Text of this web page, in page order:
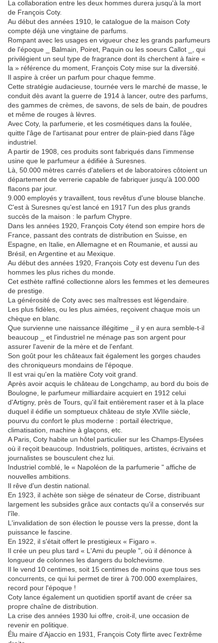
La collaboration entre les deux hommes durera jusqu'à la mort
de François Coty.
Au début des années 1910, le catalogue de la maison Coty
compte déjà une vingtaine de parfums.
Rompant avec les usages en vigueur chez les grands parfumeurs
de l'époque _ Balmain, Poiret, Paquin ou les soeurs Callot _, qui
privilégient un seul type de fragrance dont ils cherchent à faire «
la » référence du moment, François Coty mise sur la diversité.
Il aspire à créer un parfum pour chaque femme.
Cette stratégie audacieuse, tournée vers le marché de masse, le
conduit dès avant la guerre de 1914 à lancer, outre des parfums,
des gammes de crèmes, de savons, de sels de bain, de poudres
et même de rouges à lèvres.
Avec Coty, la parfumerie, et les cosmétiques dans la foulée,
quitte l'âge de l'artisanat pour entrer de plain-pied dans l'âge
industriel.
A partir de 1908, ces produits sont fabriqués dans l'immense
usine que le parfumeur a édifiée à Suresnes.
Là, 50.000 mètres carrés d'ateliers et de laboratoires côtoient un
département de verrerie capable de fabriquer jusqu'à 100.000
flacons par jour.
9.000 employés y travaillent, tous revêtus d'une blouse blanche.
C'est à Suresnes qu'est lancé en 1917 l'un des plus grands
succès de la maison : le parfum Chypre.
Dans les années 1920, François Coty étend son empire hors de
France, passant des contrats de distribution en Suisse, en
Espagne, en Italie, en Allemagne et en Roumanie, et aussi au
Brésil, en Argentine et au Mexique.
Au début des années 1920, François Coty est devenu l'un des
hommes les plus riches du monde.
Cet esthète raffiné collectionne alors les femmes et les demeures
de prestige.
La générosité de Coty avec ses maîtresses est légendaire.
Les plus fidèles, ou les plus aimées, reçoivent chaque mois un
chèque en blanc.
Que survienne une naissance illégitime _ il y en aura semble-t-il
beaucoup _ et l'industriel ne ménage pas son argent pour
assurer l'avenir de la mère et de l'enfant.
Son goût pour les châteaux fait également les gorges chaudes
des chroniqueurs mondains de l'époque.
Il est vrai qu'en la matière Coty voit grand.
Après avoir acquis le château de Longchamp, au bord du bois de
Boulogne, le parfumeur milliardaire acquiert en 1912 celui
d'Artigny, près de Tours, qu'il fait entièrement raser et à la place
duquel il édifie un somptueux château de style XVIIe siècle,
pourvu du confort le plus moderne : portail électrique,
climatisation, machine à glaçons, etc.
A Paris, Coty habite un hôtel particulier sur les Champs-Elysées
où il reçoit beaucoup. Industriels, politiques, artistes, écrivains et
journalistes se bousculent chez lui.
Industriel comblé, le « Napoléon de la parfumerie " affiche de
nouvelles ambitions.
Il rêve d'un destin national.
En 1923, il achète son siège de sénateur de Corse, distribuant
largement les subsides grâce aux contacts qu'il a conservés sur
l'île.
L'invalidation de son élection le pousse vers la presse, dont la
puissance le fascine.
En 1922, il s'était offert le prestigieux « Figaro ».
Il crée un peu plus tard « L'Ami du peuple ", où il dénonce à
longueur de colonnes les dangers du bolchevisme.
Il le vend 10 centimes, soit 15 centimes de moins que tous ses
concurrents, ce qui lui permet de tirer à 700.000 exemplaires,
record pour l'époque !
Coty lance également un quotidien sportif avant de créer sa
propre chaîne de distribution.
La crise des années 1930 lui offre, croit-il, une occasion de
revenir en politique.
Élu maire d'Ajaccio en 1931, François Coty flirte avec l'extrême